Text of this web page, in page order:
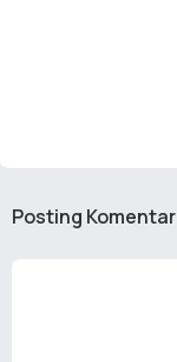
Posting Komentar